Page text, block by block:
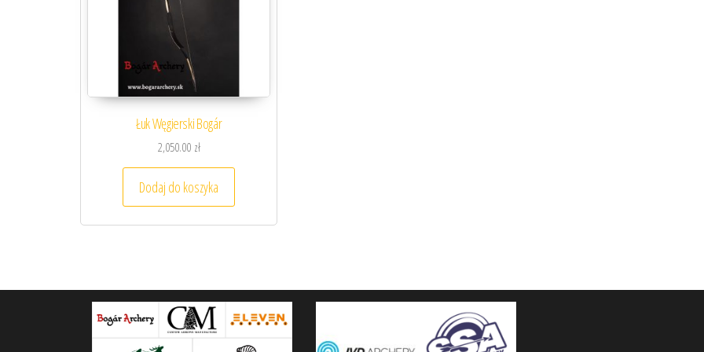
Łuk Węgierski Bogár
2,050.00 zł
Dodaj do koszyka